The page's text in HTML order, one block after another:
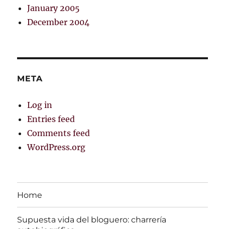
January 2005
December 2004
META
Log in
Entries feed
Comments feed
WordPress.org
Home
Supuesta vida del bloguero: charrerí­a